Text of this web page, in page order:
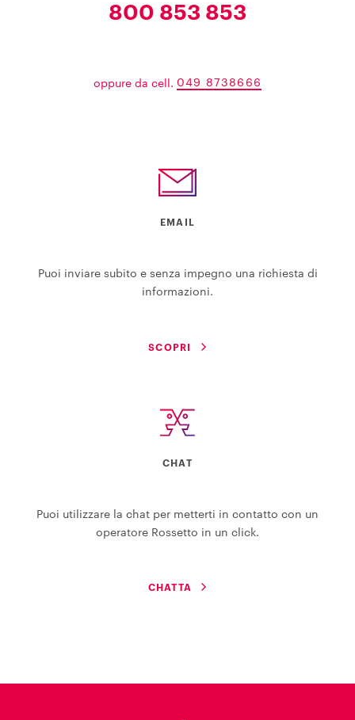
800 853 853
oppure da cell. 049 8738666
EMAIL
Puoi inviare subito e senza impegno una richiesta di
informazioni.
SCOPRI
CHAT
Puoi utilizzare la chat per metterti in contatto con un
operatore Rossetto in un click.
CHATTA